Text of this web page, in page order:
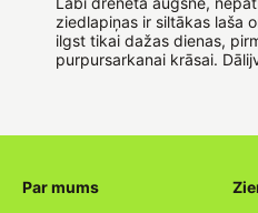
ziedlapiņas ir siltākas laša
ilgst tikai dažas dienas,
purpursarkanai krāsai.
Par mums